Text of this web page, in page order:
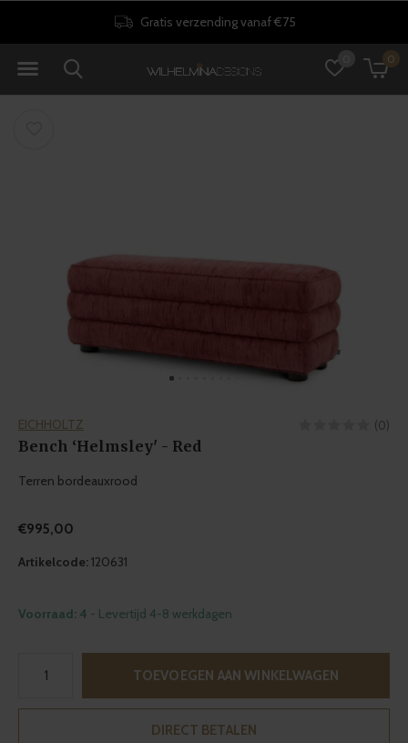
0
Gratis verzending vanaf €75
EICHHOLTZ (0)
Bench ‘Helmsley' - Red
Terren bordeauxrood
€995,00
Artikelcode:120631
Voorraad: 4 - Levertijd 4-8 werkdagen
TOEVOEGEN AAN WINKELWAGEN
DIRECT BETALEN